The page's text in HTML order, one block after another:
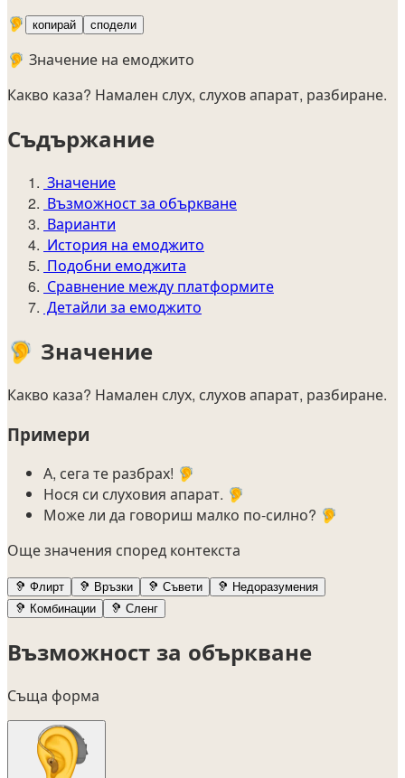
🦻
копирай сподели
🦻 Значение на емоджито
Какво каза? Намален слух, слухов апарат, разбиране.
Съдържание
Значение
Възможност за объркване
Варианти
История на емоджито
Подобни емоджита
Сравнение между платформите
Детайли за емоджито
🦻 Значение
Какво каза? Намален слух, слухов апарат, разбиране.
Примери
А, сега те разбрах! 🦻
Нося си слуховия апарат. 🦻
Може ли да говориш малко по-силно? 🦻
Още значения според контекста
🦻 Флирт 🦻 Връзки 🦻 Съвети 🦻 Недоразумения
🦻 Комбинации 🦻 Сленг
Възможност за объркване
Съща форма